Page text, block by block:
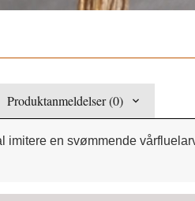
Produktanmeldelser (0)
imitere en svømmende